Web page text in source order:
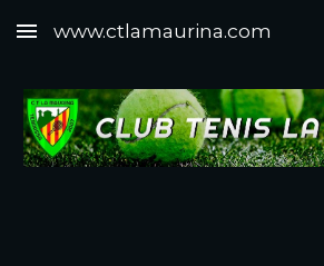
Skip to main content
www.ctlamaurina.com